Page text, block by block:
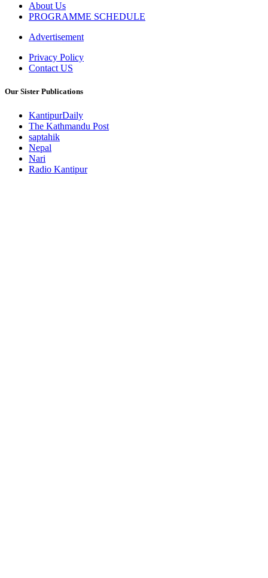
About Us
PROGRAMME SCHEDULE
Advertisement
Privacy Policy
Contact US
Our Sister Publications
KantipurDaily
The Kathmandu Post
saptahik
Nepal
Nari
Radio Kantipur